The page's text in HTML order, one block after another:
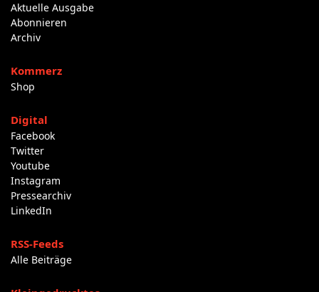
Aktuelle Ausgabe
Abonnieren
Archiv
Kommerz
Shop
Digital
Facebook
Twitter
Youtube
Instagram
Pressearchiv
LinkedIn
RSS-Feeds
Alle Beiträge